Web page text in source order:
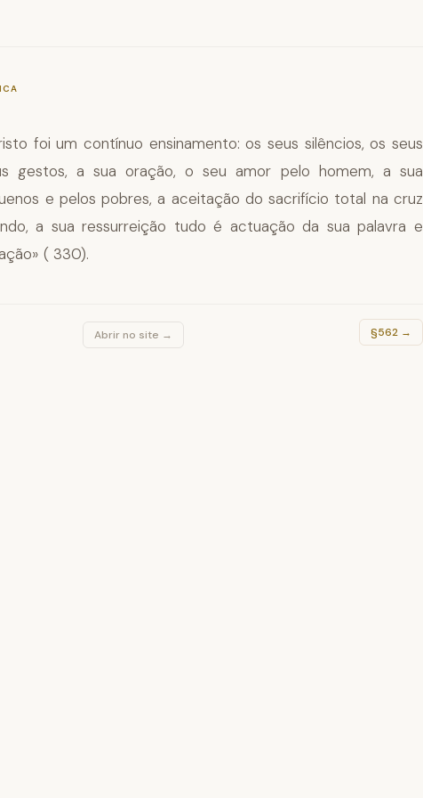
foi um contínuo ensinamento: os seus silêncios, os seus
gestos, a sua oração, o seu amor pelo homem, a sua
e pelos pobres, a aceitação do sacrifício total na cruz
a sua ressurreição tudo é actuação da sua palavra e
( 330).
Abrir no site → §562 →